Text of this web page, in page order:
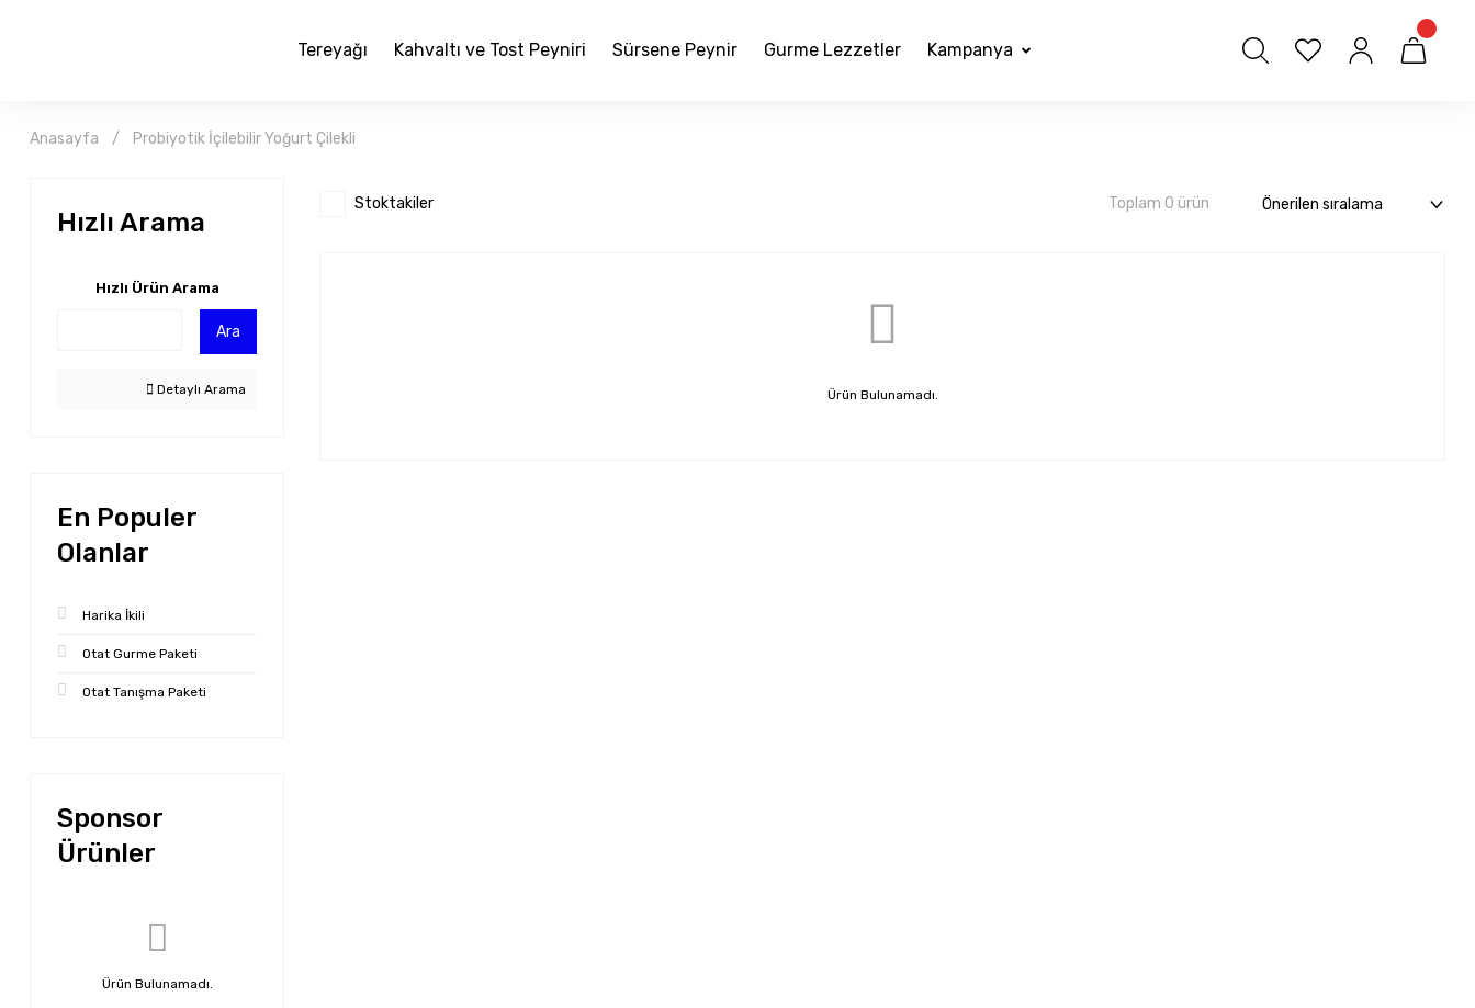
Tereyağı Kahvaltı ve Tost Peyniri Sürsene Peynir Gurme Lezzetler Kampanya
Anasayfa Probiyotik İçilebilir Yoğurt Çilekli
Hızlı Arama
Hızlı Ürün Arama
Ara
Detaylı Arama
En Populer
Olanlar
Harika İkili
Otat Gurme Paketi
Otat Tanışma Paketi
Sponsor
Ürünler
Ürün Bulunamadı.
Stoktakiler Toplam 0 ürün
Ürün Bulunamadı.